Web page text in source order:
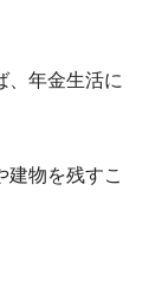
、年金生活に
建物を残すこ